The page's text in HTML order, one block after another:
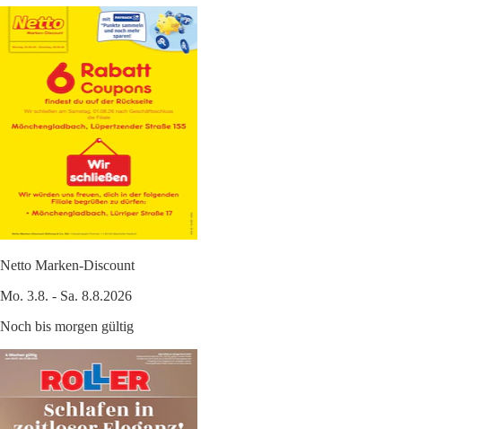
Netto Marken-Discount
Mo. 3.8. - Sa. 8.8.2026
Noch bis morgen gültig